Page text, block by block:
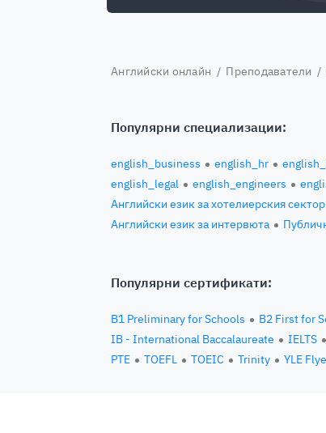
Английски онлайн / Преподаватели /
Популярни специализации:
english_business english_hr
english_legal
english_engineers
Английски език за хотелиерския сектор
Английски език за интервюта
Популярни сертификати:
B1 Preliminary for Schools B2 First for
IB - International Baccalaureate
IELTS
PTE
TOEFL TOEIC Trinity YLE